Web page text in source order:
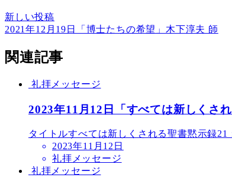
新しい投稿
2021年12月19日「博士たちの希望」木下淳夫 師
関連記事
礼拝メッセージ
2023年11月12日「すべては新しくさ
タイトルすべては新しくされる聖書黙示録
2023年11月12日
礼拝メッセージ
礼拝メッセージ